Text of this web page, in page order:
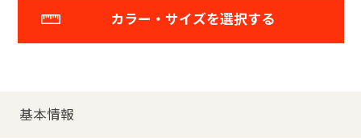
カラー・サイズを選択する
基本情報